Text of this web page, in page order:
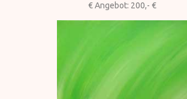
€ Angebot: 200,- €